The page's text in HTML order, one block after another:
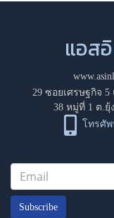
แอส
29 ซอยเศรษฐกิจ 5
38 หมู่ที่ 1 ต.ยุ้
โทรศั
Subscribe